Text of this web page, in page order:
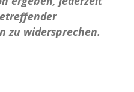
zu widersprechen.